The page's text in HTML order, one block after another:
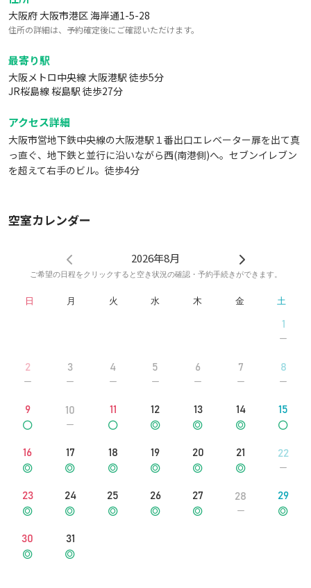
大阪府 大阪市港区 海岸通1-5-28
住所の詳細は、予約確定後にご確認いただけます。
最寄り駅
大阪メトロ中央線 大阪港駅 徒歩5分
JR桜島線 桜島駅 徒歩27分
アクセス詳細
大阪市営地下鉄中央線の大阪港駅１番出口エレベーター扉を出て真
っ直ぐ、地下鉄と並行に沿いながら西(南港側)へ。セブンイレブン
を超えて右手のビル。徒歩4分
空室カレンダー
2026年8月
ご希望の日程をクリックすると空き状況の確認・予約手続きができます。
日 月 火 水 木 金 土
1
2 3 4 5 6 7 8
9 10 11 12 13 14 15
16 17 18 19 20 21 22
23 24 25 26 27 28 29
30 31